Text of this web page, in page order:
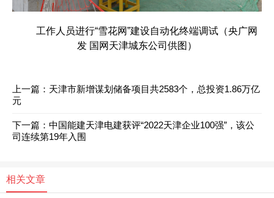
工作人员进行“雪花网”建设自动化终端调试（央广网
发 国网天津城东公司供图）
上一篇： 天津市新增谋划储备项目共2583个，总投资1.86万亿
元
下一篇： 中国能建天津电建获评“2022天津企业100强”，该公
司连续第19年入围
相关文章